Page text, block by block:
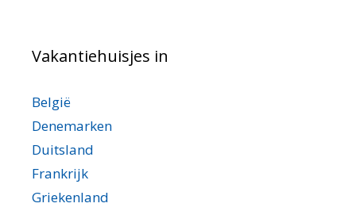
Vakantiehuisjes in
België
Denemarken
Duitsland
Frankrijk
Griekenland